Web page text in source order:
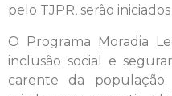
pelo TJPR, serão
O Programa Moradia
inclusão social e
carente da